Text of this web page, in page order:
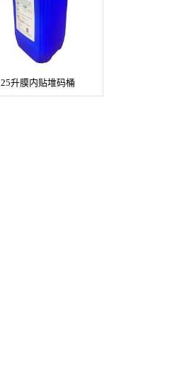
25升膜内贴堆码桶